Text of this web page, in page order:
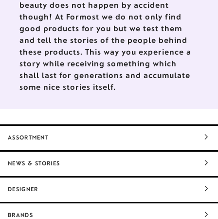
beauty does not happen by accident
though! At Formost we do not only find
good products for you but we test them
and tell the stories of the people behind
these products. This way you experience a
story while receiving something which
shall last for generations and accumulate
some nice stories itself.
ASSORTMENT
NEWS & STORIES
DESIGNER
BRANDS